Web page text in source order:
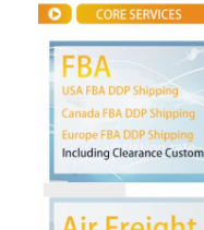
A propos de nous
Visite d'usine
Contrôle de la qualité
Contact